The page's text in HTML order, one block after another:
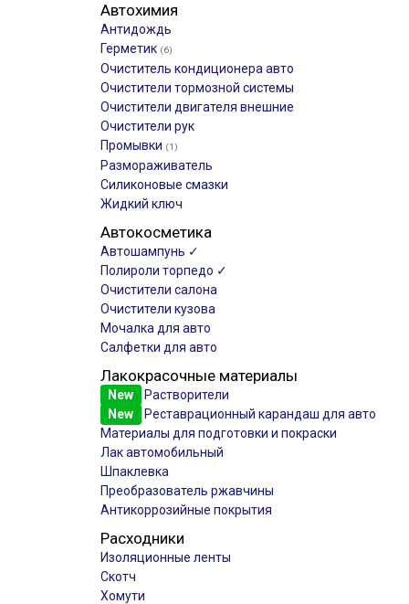
Автохимия
Антидождь
Герметик (6)
Очиститель кондиционера авто
Очистители тормозной системы
Очистители двигателя внешние
Очистители рук
Промывки (1)
Размораживатель
Силиконовые смазки
Жидкий ключ
Автокосметика
Автошампунь ✓
Полироли торпедо ✓
Очистители салона
Очистители кузова
Мочалка для авто
Салфетки для авто
Лакокрасочные материалы
New
Растворители
New
Реставрационный карандаш для авто
Материалы для подготовки и покраски
Лак автомобильный
Шпаклевка
Преобразователь ржавчины
Антикоррозийные покрытия
Расходники
Изоляционные ленты
Скотч
Хомути